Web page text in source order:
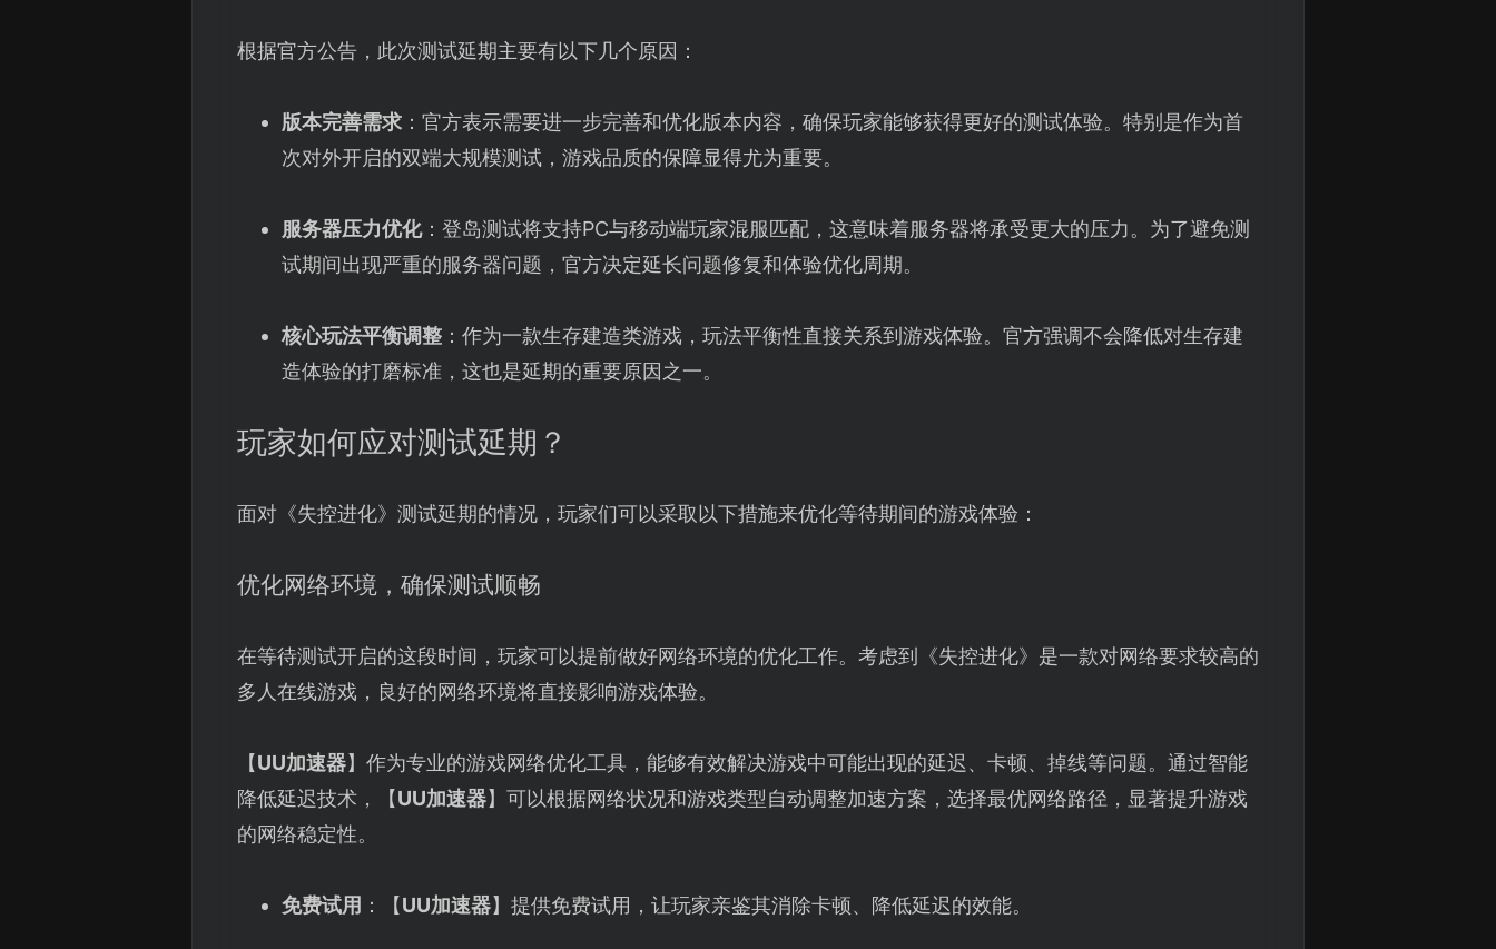
根据官方公告，此次测试延期主要有以下几个原因：
版本完善需求：官方表示需要进一步完善和优化版本内容，确保玩家能够获得更好的测试体验。特别是作为首
次对外开启的双端大规模测试，游戏品质的保障显得尤为重要。
服务器压力优化：登岛测试将支持PC与移动端玩家混服匹配，这意味着服务器将承受更大的压力。为了避免测
试期间出现严重的服务器问题，官方决定延长问题修复和体验优化周期。
核心玩法平衡调整：作为一款生存建造类游戏，玩法平衡性直接关系到游戏体验。官方强调不会降低对生存建
造体验的打磨标准，这也是延期的重要原因之一。
玩家如何应对测试延期？
面对《失控进化》测试延期的情况，玩家们可以采取以下措施来优化等待期间的游戏体验：
优化网络环境，确保测试顺畅
在等待测试开启的这段时间，玩家可以提前做好网络环境的优化工作。考虑到《失控进化》是一款对网络要求较高的
多人在线游戏，良好的网络环境将直接影响游戏体验。
【UU加速器】作为专业的游戏网络优化工具，能够有效解决游戏中可能出现的延迟、卡顿、掉线等问题。通过智能
降低延迟技术，【UU加速器】可以根据网络状况和游戏类型自动调整加速方案，选择最优网络路径，显著提升游戏
的网络稳定性。
免费试用 ：【UU加速器】提供免费试用，让玩家亲鉴其消除卡顿、降低延迟的效能。